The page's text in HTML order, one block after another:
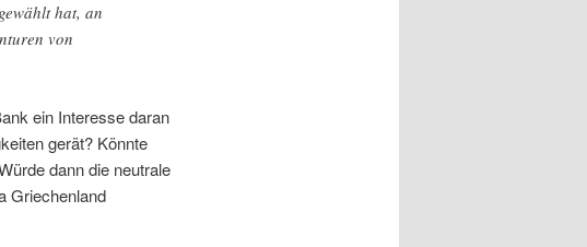
hat, an
von
ein Interesse daran
gerät? Könnte
dann die neutrale
Griechenland